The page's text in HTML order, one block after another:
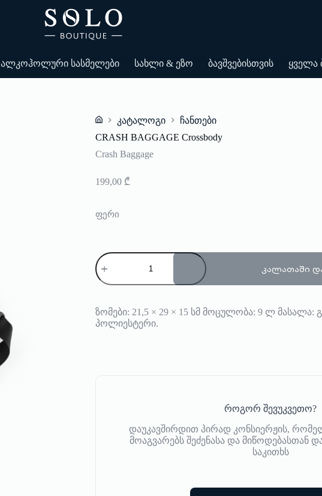
ალკოჰოლური სასმელები სახლი & ეზო ბავშვებისთვის ყველა
Home
კატალოგი
ჩანთები
CRASH BAGGAGE Crossbody
Crash Baggage
199,00 ₾
ფერი
რაოდენობა:
CRASH
BAGGAGE
Crossbody
კალათაში
ზომები: 21,5 × 29 × 15 სმ მოცულობა: 9 ლ მასალა:
პოლიესტერი.
როგორ შევუკვეთო?
დაუკავშირდით პირად კონსიერჟის,
მოაგვარებს შეძენასა და მიწოდებასთან
საკითხს